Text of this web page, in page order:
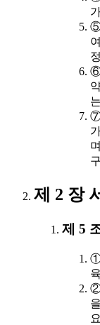
⑤
⑥
⑦
제 2 장
제 5
①
②